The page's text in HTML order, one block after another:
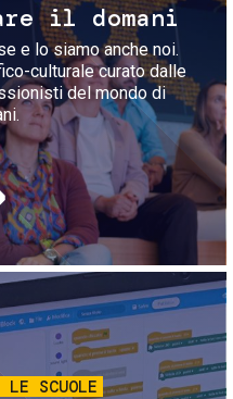
il domani
e lo siamo anche noi.
culturale curato dalle
del mondo di
SCUOLE